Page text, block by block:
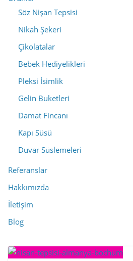
Söz Nişan Tepsisi
Nikah Şekeri
Çikolatalar
Bebek Hediyelikleri
Pleksi İsimlik
Gelin Buketleri
Damat Fincanı
Kapı Süsü
Duvar Süslemeleri
Referanslar
Hakkımızda
İletişim
Blog